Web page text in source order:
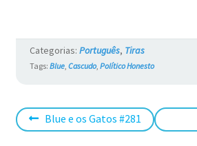
Categorias: Português, Tiras
Tags: Blue, Cascudo, Político Honesto
Navegação
Post
Blue e os Gatos #281